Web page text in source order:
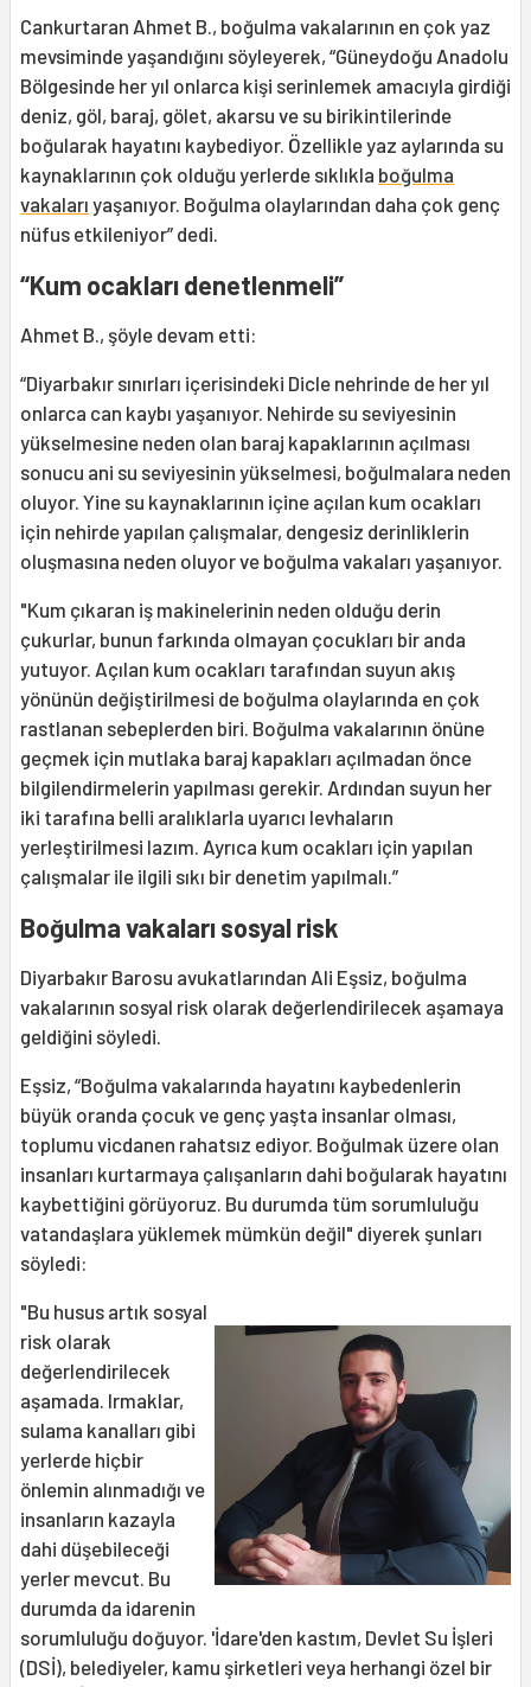
Cankurtaran Ahmet B., boğulma vakalarının en çok yaz
mevsiminde yaşandığını söyleyerek, “Güneydoğu Anadolu
Bölgesinde her yıl onlarca kişi serinlemek amacıyla girdiği
deniz, göl, baraj, gölet, akarsu ve su birikintilerinde
boğularak hayatını kaybediyor. Özellikle yaz aylarında su
kaynaklarının çok olduğu yerlerde sıklıkla boğulma
vakaları yaşanıyor. Boğulma olaylarından daha çok genç
nüfus etkileniyor” dedi.
“Kum ocakları denetlenmeli”
Ahmet B., şöyle devam etti:
“Diyarbakır sınırları içerisindeki Dicle nehrinde de her yıl
onlarca can kaybı yaşanıyor. Nehirde su seviyesinin
yükselmesine neden olan baraj kapaklarının açılması
sonucu ani su seviyesinin yükselmesi, boğulmalara neden
oluyor. Yine su kaynaklarının içine açılan kum ocakları
için nehirde yapılan çalışmalar, dengesiz derinliklerin
oluşmasına neden oluyor ve boğulma vakaları yaşanıyor.
"Kum çıkaran iş makinelerinin neden olduğu derin
çukurlar, bunun farkında olmayan çocukları bir anda
yutuyor. Açılan kum ocakları tarafından suyun akış
yönünün değiştirilmesi de boğulma olaylarında en çok
rastlanan sebeplerden biri. Boğulma vakalarının önüne
geçmek için mutlaka baraj kapakları açılmadan önce
bilgilendirmelerin yapılması gerekir. Ardından suyun her
iki tarafına belli aralıklarla uyarıcı levhaların
yerleştirilmesi lazım. Ayrıca kum ocakları için yapılan
çalışmalar ile ilgili sıkı bir denetim yapılmalı.”
Boğulma vakaları sosyal risk
Diyarbakır Barosu avukatlarından Ali Eşsiz, boğulma
vakalarının sosyal risk olarak değerlendirilecek aşamaya
geldiğini söyledi.
Eşsiz, “Boğulma vakalarında hayatını kaybedenlerin
büyük oranda çocuk ve genç yaşta insanlar olması,
toplumu vicdanen rahatsız ediyor. Boğulmak üzere olan
insanları kurtarmaya çalışanların dahi boğularak hayatını
kaybettiğini görüyoruz. Bu durumda tüm sorumluluğu
vatandaşlara yüklemek mümkün değil" diyerek şunları
söyledi:
"Bu husus artık sosyal
risk olarak
değerlendirilecek
aşamada. Irmaklar,
sulama kanalları gibi
yerlerde hiçbir
önlemin alınmadığı ve
insanların kazayla
dahi düşebileceği
yerler mevcut. Bu
durumda da idarenin
sorumluluğu doğuyor. 'İdare'den kastım, Devlet Su İşleri
(DSİ), belediyeler, kamu şirketleri veya herhangi özel bir